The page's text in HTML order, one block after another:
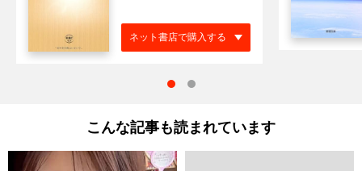
ネット書店で購入する
こんな記事も読まれています